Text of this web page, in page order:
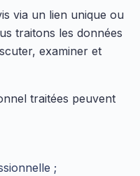
via un lien unique ou
traitons les données
examiner et
traitées peuvent
;